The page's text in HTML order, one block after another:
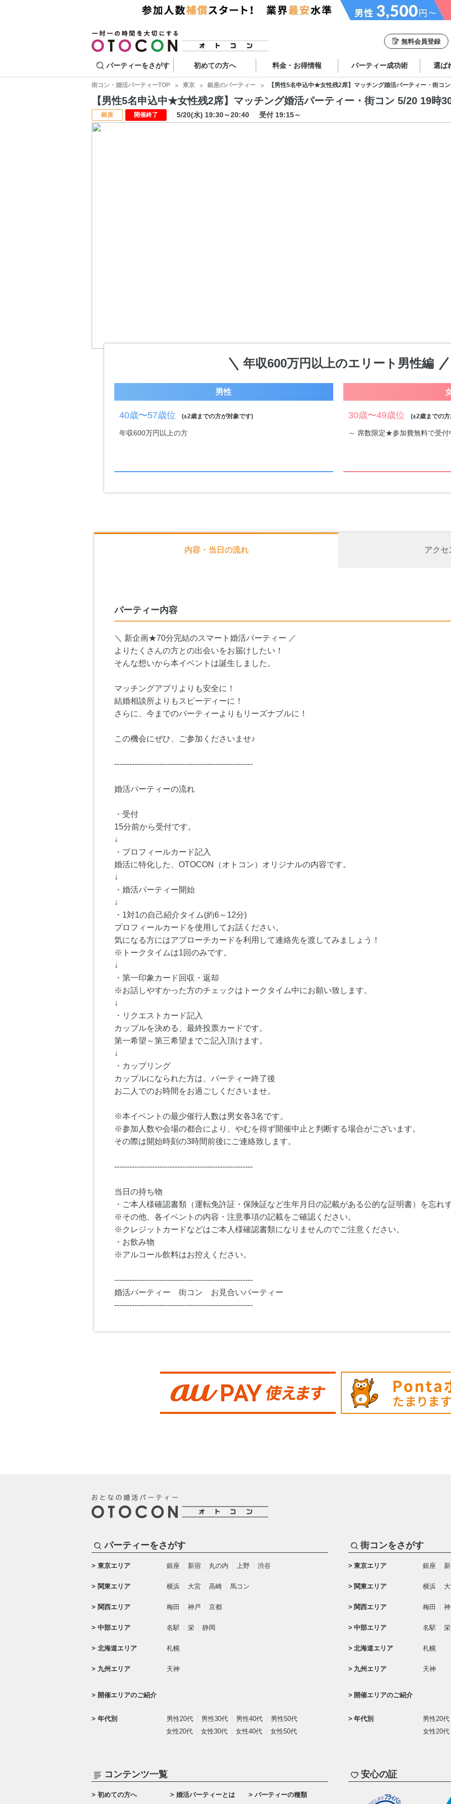
無料会員登録
パーティーをさがす 初めての方へ 料金・お得情報 パーティー成功術 選ば
街コン・婚活パーティーTOP 東京 銀座のパーティー 【男性5名申込中★女性残2席】マッチング婚活パーティー・街コ
【男性5名申込中★女性残2席】マッチング婚活パーティー・街コン 5/20 19時
銀座 開催終了 5/20(水) 19:30～20:40 受付 19:15～
年収600万円以上のエリート男性編
男性
40歳〜57歳位 (±2歳までの方が対象です)
年収600万円以上の方
30歳〜49歳位 (±2歳までの方
～ 席数限定★参加費無料で受付
内容・当日の流れ アクセ
パーティー内容
＼ 新企画★70分完結のスマート婚活パーティー ／
よりたくさんの方との出会いをお届けしたい！
そんな想いから本イベントは誕生しました。
マッチングアプリよりも安全に！
結婚相談所よりもスピーディーに！
さらに、今までのパーティーよりもリーズナブルに！
この機会にぜひ、ご参加くださいませ♪
-------------------------------------------------------
婚活パーティーの流れ
・受付
15分前から受付です。
↓
・プロフィールカード記入
婚活に特化した、OTOCON（オトコン）オリジナルの内容です。
↓
・婚活パーティー開始
↓
・1対1の自己紹介タイム(約6～12分)
プロフィールカードを使用してお話ください。
気になる方にはアプローチカードを利用して連絡先を渡してみましょう！
※トークタイムは1回のみです。
↓
・第一印象カード回収・返却
※お話しやすかった方のチェックはトークタイム中にお願い致します。
↓
・リクエストカード記入
カップルを決める、最終投票カードです。
第一希望～第三希望までご記入頂けます。
↓
・カップリング
カップルになられた方は、パーティー終了後
お二人でのお時間をお過ごしくださいませ。
※本イベントの最少催行人数は男女各3名です。
※参加人数や会場の都合により、やむを得ず開催中止と判断する場合がございます。
その際は開始時刻の3時間前後にご連絡致します。
-------------------------------------------------------
当日の持ち物
・ご本人様確認書類（運転免許証・保険証など生年月日の記載がある公的な証明書）を忘れ
※その他、各イベントの内容・注意事項の記載をご確認ください。
※クレジットカードなどはご本人様確認書類になりませんのでご注意ください。
・お飲み物
※アルコール飲料はお控えください。
-------------------------------------------------------
婚活パーティー 街コン お見合いパーティー
-------------------------------------------------------
パーティーをさがす
東京エリア 銀座 新宿 丸の内 上野 渋谷
関東エリア 横浜 大宮 高崎 馬コン
関西エリア 梅田 神戸 京都
中部エリア 名駅 栄 静岡
北海道エリア 札幌
九州エリア 天神
開催エリアのご紹介
年代別 男性20代 男性30代 男性40代
男性50代
女性20代
女性30代 女性40代 女性50代
街コンをさがす
東京エリア 銀座
関東エリア 横浜
関西エリア 梅田
中部エリア 名駅 栄
北海道エリア 札幌
九州エリア 天神
開催エリアのご紹介
年代別 男性20代
女性20代
コンテンツ一覧
初めての方へ 婚活パーティーとは パーティーの種類
安心の証